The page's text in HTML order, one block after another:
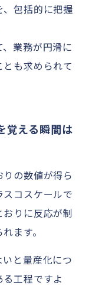
包括的に把握
業務が円滑に
も求められて
覚える瞬間は
の数値が得ら
コスケールで
りに反応が制
ます。
と量産化につ
工程ですよ